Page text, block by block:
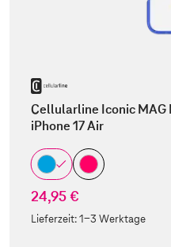
Cellularline Iconic MAG
iPhone 17 Air
24,95 €
Lieferzeit:1-3 Werktage